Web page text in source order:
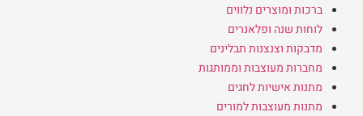
ברכות ומוצרים נלווים
לוחות שנה ופלאנרים
מדבקות וצנצנות תבלינים
מחברות מעוצבות וממותגות
מתנות אישיות לחגים
מתנות מעוצבות למורים